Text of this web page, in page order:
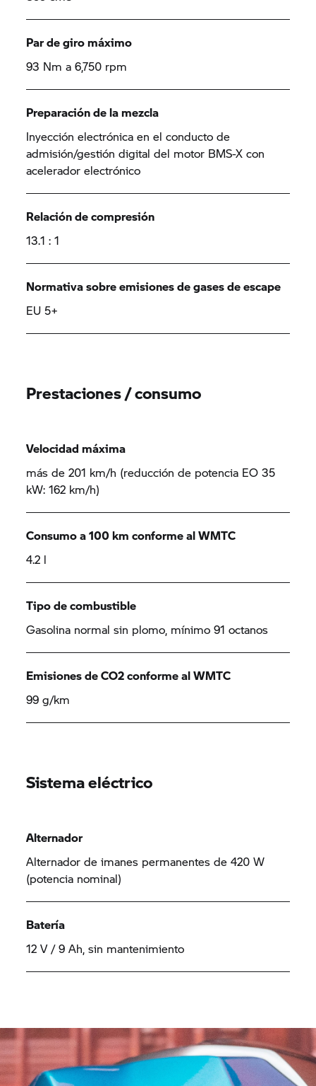
Par de giro máximo
93 Nm a 6,750 rpm
Preparación de la mezcla
Inyección electrónica en el conducto de
admisión/gestión digital del motor BMS-X con
acelerador electrónico
Relación de compresión
13.1 : 1
Normativa sobre emisiones de gases de escape
EU 5+
Prestaciones / consumo
Velocidad máxima
más de 201 km/h (reducción de potencia EO 35
kW: 162 km/h)
Consumo a 100 km conforme al WMTC
4.2 l
Tipo de combustible
Gasolina normal sin plomo, mínimo 91 octanos
Emisiones de CO2 conforme al WMTC
99 g/km
Sistema eléctrico
Alternador
Alternador de imanes permanentes de 420 W
(potencia nominal)
Batería
12 V / 9 Ah, sin mantenimiento